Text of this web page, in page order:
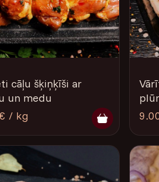
cāļu šķiņķīši ar
un medu
/ kg